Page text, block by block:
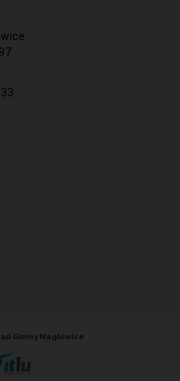
Gminy Nagłowice